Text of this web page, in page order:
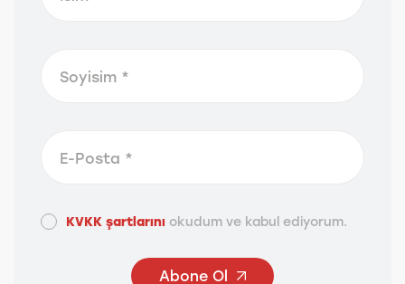
KVKK şartlarını okudum ve kabul ediyorum.
Abone Ol